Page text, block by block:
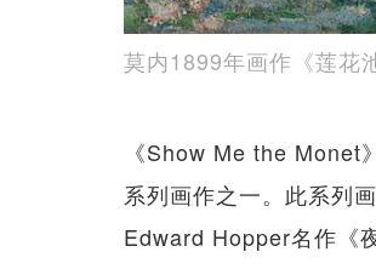
莫内1899年画作《莲花
《Show Me the Monet
系列画作之一。此系列
Edward Hopper名作《